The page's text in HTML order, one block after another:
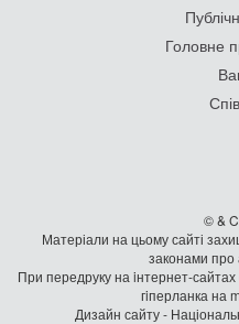
Головне
© &
Матеріали на цьому сайті
законами про
При передруку на iнтернет-сайтах
гiперланка на
Дизайн сайту -